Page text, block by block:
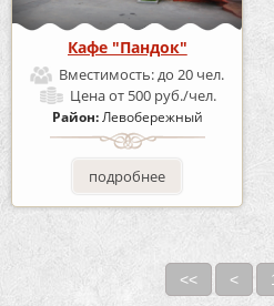
Кафе "Пандок"
Вместимость:до 20 чел.
Ценаот 500 руб./чел.
Район:Левобережный
подробнее
<< <